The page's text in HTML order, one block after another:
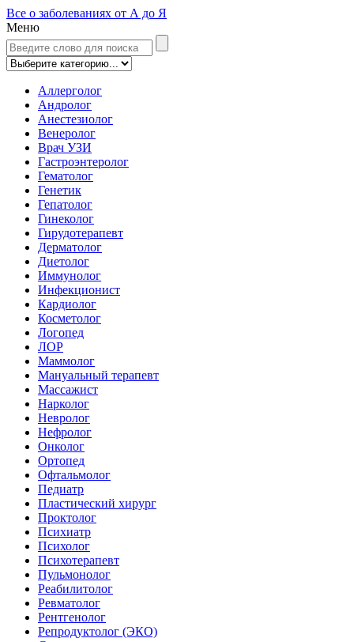
Все о заболеваниях от А до Я
Меню
Аллерголог
Андролог
Анестезиолог
Венеролог
Врач УЗИ
Гастроэнтеролог
Гематолог
Генетик
Гепатолог
Гинеколог
Гирудотерапевт
Дерматолог
Диетолог
Иммунолог
Инфекционист
Кардиолог
Косметолог
Логопед
ЛОР
Маммолог
Мануальный терапевт
Массажист
Нарколог
Невролог
Нефролог
Онколог
Ортопед
Офтальмолог
Педиатр
Пластический хирург
Проктолог
Психиатр
Психолог
Психотерапевт
Пульмонолог
Реабилитолог
Ревматолог
Рентгенолог
Репродуктолог (ЭКО)